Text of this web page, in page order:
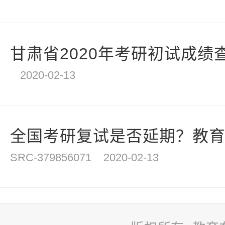
甘肃省2020年考研初试成绩
2020-02-13
全国考研复试是否延期？教
SRC-379856071 2020-02-13